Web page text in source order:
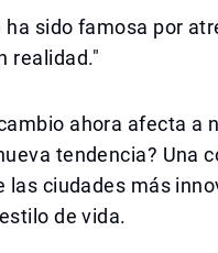
sido famosa por
realidad."
ahora afecta a
tendencia? Una
ciudades más
de vida.